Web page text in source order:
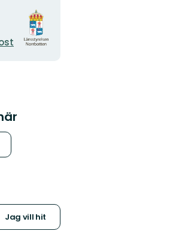
Organisationens
logotyp
Jag vill hit